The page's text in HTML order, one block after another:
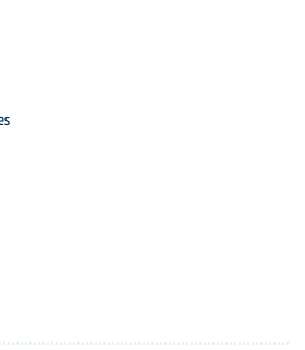
Negozi e servizi